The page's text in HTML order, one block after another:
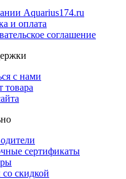
Aquarius174.ru
и оплата
соглашение
с нами
товара
сертификаты
скидкой